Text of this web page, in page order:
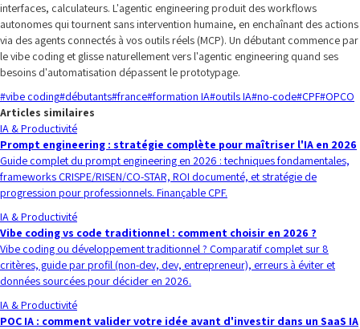
interfaces, calculateurs. L'agentic engineering produit des workflows
autonomes qui tournent sans intervention humaine, en enchaînant des actions
via des agents connectés à vos outils réels (MCP). Un débutant commence par
le vibe coding et glisse naturellement vers l'agentic engineering quand ses
besoins d'automatisation dépassent le prototypage.
#vibe coding#débutants#france#formation IA#outils IA#no-code#CPF#OPCO
Articles similaires
IA & Productivité
Prompt engineering : stratégie complète pour maîtriser l'IA en 2026
Guide complet du prompt engineering en 2026 : techniques fondamentales,
frameworks CRISPE/RISEN/CO-STAR, ROI documenté, et stratégie de
progression pour professionnels. Finançable CPF.
IA & Productivité
Vibe coding vs code traditionnel : comment choisir en 2026 ?
Vibe coding ou développement traditionnel ? Comparatif complet sur 8
critères, guide par profil (non-dev, dev, entrepreneur), erreurs à éviter et
données sourcées pour décider en 2026.
IA & Productivité
POC IA : comment valider votre idée avant d'investir dans un SaaS IA